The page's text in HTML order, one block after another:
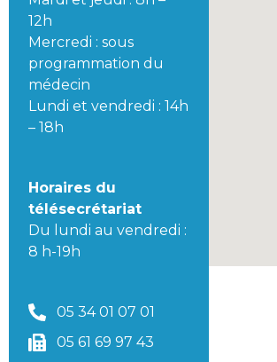
12h
Mercredi : sous
programmation du
médecin
Lundi et vendredi : 14h
– 18h
Horaires du
télésecrétariat
Du lundi au vendredi :
8 h-19h
05 34 01 07 01
05 61 69 97 43